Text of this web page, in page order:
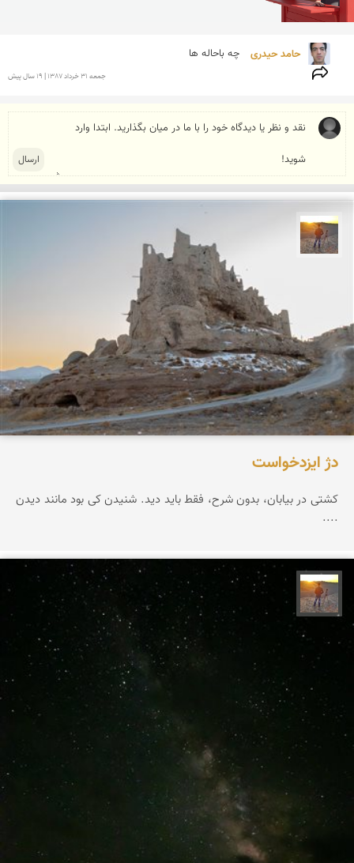
حامد حیدری چه باحاله ها
جمعه 31 خرداد 1387 | 19 سال پیش
دژ ایزدخواست
کشتی در بیابان، بدون شرح، فقط باید دید. شنیدن کی بود مانند دیدن
....
مهدی مخلصیان